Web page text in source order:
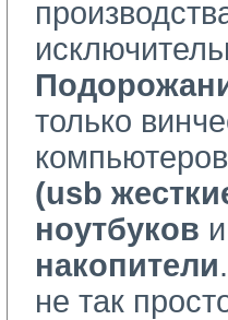
только
(usb
ноутбуков
накопители.
не так